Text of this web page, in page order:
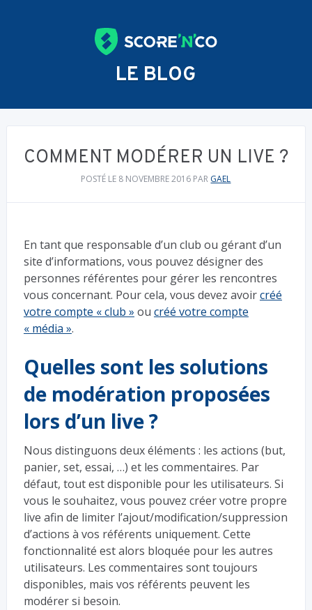
LE BLOG
COMMENT MODÉRER UN LIVE ?
POSTÉ LE 8 NOVEMBRE 2016 PAR GAEL
En tant que responsable d’un club ou gérant d’un
site d’informations, vous pouvez désigner des
personnes référentes pour gérer les rencontres
vous concernant. Pour cela, vous devez avoircréé
votre compte « club » ou créé votre compte
« média ».
Quelles sont les solutions
de modération proposées
lors d’un live ?
Nous distinguons deux éléments : les actions (but,
panier, set, essai, …) et les commentaires. Par
défaut, tout est disponible pour les utilisateurs. Si
vous le souhaitez, vous pouvez créer votre propre
live afin de limiter l’ajout/modification/suppression
d’actions à vos référents uniquement. Cette
fonctionnalité est alors bloquée pour les autres
utilisateurs. Les commentaires sont toujours
disponibles, mais vos référents peuvent les
modérer si besoin.